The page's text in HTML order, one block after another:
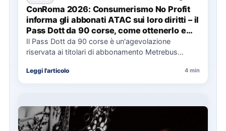
ConRoma 2026: Consumerismo No Profit
informa gli abbonati ATAC sui loro diritti – il
Pass Dott da 90 corse, come ottenerlo e
cosa spetta in caso di disservizi
Il Pass Dott da 90 corse è un'agevolazione
riservata ai titolari di abbonamento Metrebus
Leggi l'articolo 4 min